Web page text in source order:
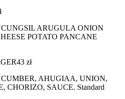
ARUGULA ONION
POTATO PANCANE
43 zł
AHUGIAA, UNION,
CHORIZO, SAUCE. Standard